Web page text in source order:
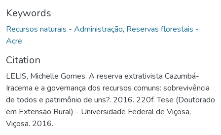
Keywords
Recursos naturais - Administração, Reservas florestais -
Acre
Citation
LELIS, Michelle Gomes. A reserva extrativista Cazumbá-
Iracema e a governança dos recursos comuns: sobrevivência
de todos e patrimônio de uns?. 2016. 220f. Tese (Doutorado
em Extensão Rural) - Universidade Federal de Viçosa,
Viçosa. 2016.